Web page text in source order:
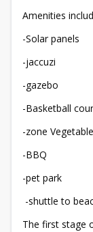
Amenities
-Solar panels
-jaccuzi
-gazebo
-Basketball
-zone
-BBQ
-pet park
-shuttle to
The first stage